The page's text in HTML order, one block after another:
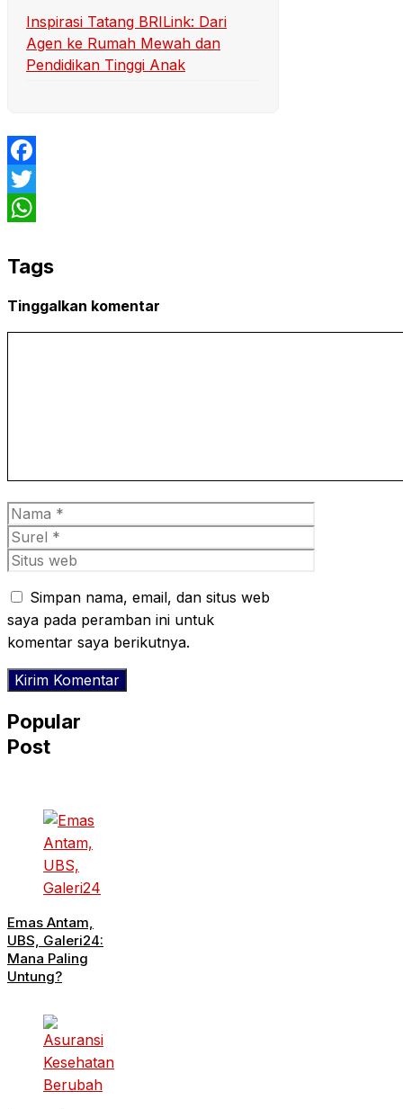
Inspirasi Tatang BRILink: Dari
Agen ke Rumah Mewah dan
Pendidikan Tinggi Anak
Facebook
Twitter
Tags
Tinggalkan komentar
Nama
Surel
Situs
Simpan nama, email, dan situs web
saya pada peramban ini untuk
komentar saya berikutnya.
Popular
Post
Emas Antam,
UBS, Galeri24:
Mana Paling
Untung?